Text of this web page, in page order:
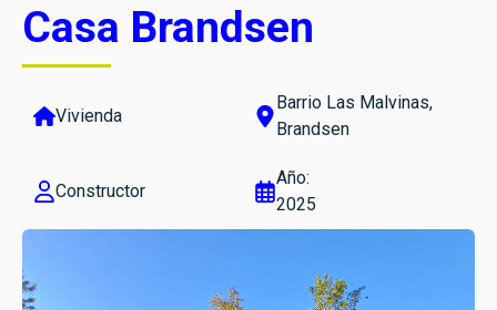
Casa Brandsen
Vivienda
Barrio Las Malvinas,
Brandsen
Constructor
Año:
2025